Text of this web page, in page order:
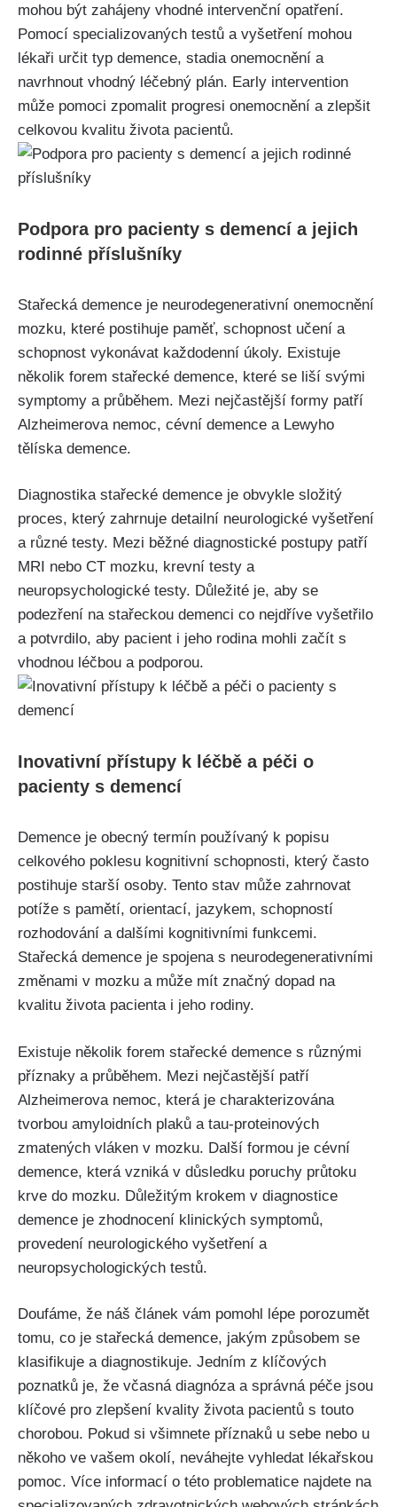
mohou být zahájeny vhodné intervenční opatření.
Pomocí specializovaných testů a vyšetření mohou
lékaři určit typ demence, stadia onemocnění a
navrhnout vhodný léčebný plán. Early intervention
může pomoci zpomalit progresi onemocnění a zlepšit
celkovou kvalitu života pacientů.
Podpora pro pacienty s demencí a jejich
rodinné příslušníky
Stařecká demence je neurodegenerativní onemocnění
mozku, které postihuje paměť, schopnost učení a
schopnost vykonávat každodenní úkoly. Existuje
několik forem stařecké demence, které se liší svými
symptomy a průběhem. Mezi nejčastější formy patří
Alzheimerova nemoc, cévní demence a Lewyho
tělíska demence.
Diagnostika stařecké demence je obvykle složitý
proces, který zahrnuje detailní neurologické vyšetření
a různé testy. Mezi běžné diagnostické postupy patří
MRI nebo CT mozku, krevní testy a
neuropsychologické testy. Důležité je, aby se
podezření na stařeckou demenci co nejdříve vyšetřilo
a potvrdilo, aby pacient i jeho rodina mohli začít s
vhodnou léčbou a podporou.
Inovativní přístupy k léčbě a péči o
pacienty s demencí
Demence je obecný termín používaný k popisu
celkového poklesu kognitivní schopnosti, který často
postihuje starší osoby. Tento stav může zahrnovat
potíže s pamětí, orientací, jazykem, schopností
rozhodování a dalšími kognitivními funkcemi.
Stařecká demence je spojena s neurodegenerativními
změnami v mozku a může mít značný dopad na
kvalitu života pacienta i jeho rodiny.
Existuje několik forem stařecké demence s různými
příznaky a průběhem. Mezi nejčastější patří
Alzheimerova nemoc, která je charakterizována
tvorbou amyloidních plaků a tau-proteinových
zmatených vláken v mozku. Další formou je cévní
demence, která vzniká v důsledku poruchy průtoku
krve do mozku. Důležitým krokem v diagnostice
demence je zhodnocení klinických symptomů,
provedení neurologického vyšetření a
neuropsychologických testů.
Doufáme, že náš článek vám pomohl lépe porozumět
tomu, co je stařecká demence, jakým způsobem se
klasifikuje a diagnostikuje. Jedním z klíčových
poznatků je, že včasná diagnóza a správná péče jsou
klíčové pro zlepšení kvality života pacientů s touto
chorobou. Pokud si všimnete příznaků u sebe nebo u
někoho ve vašem okolí, neváhejte vyhledat lékařskou
pomoc. Více informací o této problematice najdete na